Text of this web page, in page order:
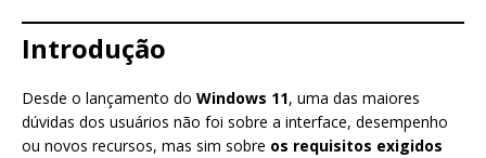
Introdução
Desde o lançamento do Windows 11, uma das maiores
dúvidas dos usuários não foi sobre a interface, desempenho
ou novos recursos, mas sim sobre os requisitos exigidos